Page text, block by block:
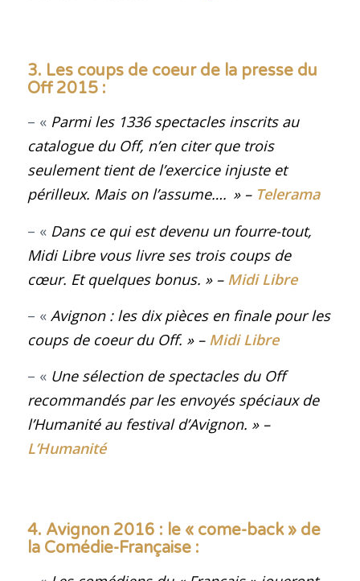
3. Les coups de coeur de la presse du
Off 2015 :
– « Parmi les 1336 spectacles inscrits au
catalogue du Off, n’en citer que trois
seulement tient de l’exercice injuste et
périlleux. Mais on l’assume…. » – Telerama
– « Dans ce qui est devenu un fourre-tout,
Midi Librevous livre ses trois coups de
cœur. Et quelques bonus. » – Midi Libre
– « Avignon : les dix pièces en finale pour les
coups de coeur du Off. » – Midi Libre
– « Une sélection de spectacles du Off
recommandés par les envoyés spéciaux de
l’Humanité au festival d’Avignon. » –
L’Humanité
4. Avignon 2016 : le « come-back » de
la Comédie-Française :